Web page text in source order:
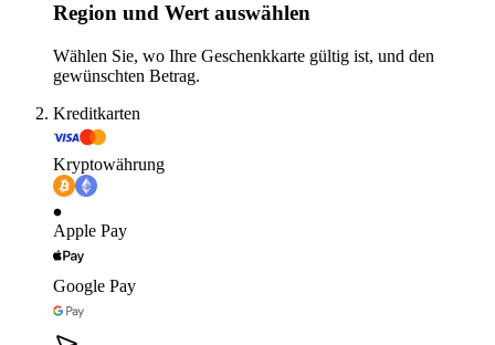
Region und Wert auswählen
Wählen Sie, wo Ihre Geschenkkarte gültig ist, und den
gewünschten Betrag.
Kreditkarten
Kryptowährung
Apple Pay
Google Pay